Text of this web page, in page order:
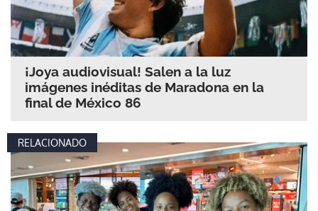
¡Joya audiovisual! Salen a la luz
imágenes inéditas de Maradona en la
final de México 86
RELACIONADO